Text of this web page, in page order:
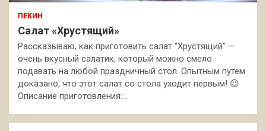
ПЕКИН
Салат «Хрустящий»
Рассказываю, как приготовить салат "Хрустящий" —
очень вкусный салатик, который можно смело
подавать на любой праздничный стол. Опытным путем
доказано, что этот салат со стола уходит первым! 😉
Описание приготовления:…